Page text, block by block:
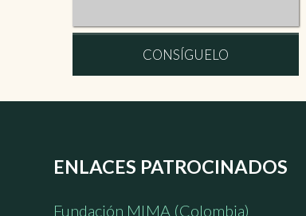
CONSÍGUELO
ENLACES PATROCINADOS
Fundación MIMA (Colombia)